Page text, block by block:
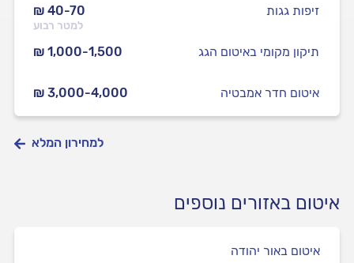
₪ 40-70
למטר רבוע
זיפות גגות
₪ 1,000-1,500 תיקון מקומי באיטום הגג
₪ 3,000-4,000 איטום חדר אמבטיה
למחירון המלא
איטום באזורים נוספים
איטום באור יהודה